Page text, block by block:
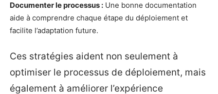
Documenter le processus : Une bonne documentation
aide à comprendre chaque étape du déploiement et
facilite l’adaptation future.
Ces stratégies aident non seulement à
optimiser le processus de déploiement, mais
également à améliorer l’expérience